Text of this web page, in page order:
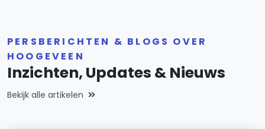
PERSBERICHTEN & BLOGS OVER
HOOGEVEEN
Inzichten, Updates & Nieuws
Bekijk alle artikelen